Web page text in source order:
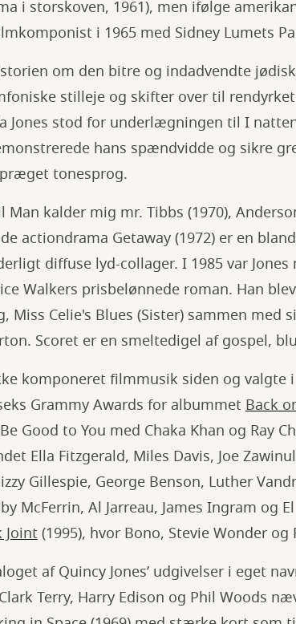
i storskoven, 1961), men ifølge
i 1965 med Sidney Lumets
om den bitre og indadvendte
stilleje og skifter over til
Jones stod for underlægningen til I
hans spændvidde og sikre
tonesprog.
Man kalder mig mr. Tibbs (1970),
actiondrama Getaway (1972) er en
diffuse lyd-collager. I 1985 var
Walkers prisbelønnede roman. Han
Miss Celie's Blues (Sister) sammen
Scoret er en smeltedigel af gospel,
komponeret filmmusik siden og
Grammy Awards for albummet Back
Good to You med Chaka Khan og Ray
Ella Fitzgerald, Miles Davis, Joe
Gillespie, George Benson, Luther
McFerrin, Al Jarreau, James Ingram og
Joint (1995), hvor Bono, Stevie Wonder og
af Quincy Jones’ udgivelser i eget
Terry, Harry Edison og Phil Woods